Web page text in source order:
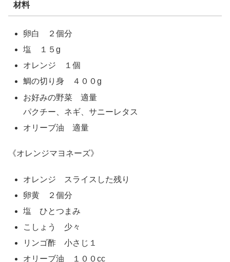
材料
卵白 ２個分
塩 １５g
オレンジ １個
鯛の切り身 ４００g
お好みの野菜 適量
パクチー、ネギ、サニーレタス
オリーブ油 適量
《オレンジマヨネーズ》
オレンジ スライスした残り
卵黄 ２個分
塩 ひとつまみ
こしょう 少々
リンゴ酢 小さじ１
オリーブ油 １００cc